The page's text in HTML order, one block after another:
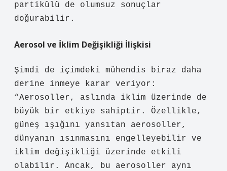
partikülü de olumsuz sonuçlar
doğurabilir.
Aerosol ve İklim Değişikliği İlişkisi
Şimdi de içimdeki mühendis biraz daha
derine inmeye karar veriyor:
“Aerosoller, aslında iklim üzerinde de
büyük bir etkiye sahiptir. Özellikle,
güneş ışığını yansıtan aerosoller,
dünyanın ısınmasını engelleyebilir ve
iklim değişikliği üzerinde etkili
olabilir. Ancak, bu aerosoller aynı